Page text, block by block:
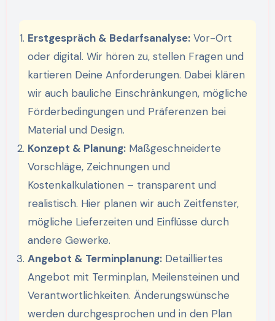
Erstgespräch & Bedarfsanalyse:Vor-Ort
oder digital. Wir hören zu, stellen Fragen und
kartieren Deine Anforderungen. Dabei klären
wir auch bauliche Einschränkungen, mögliche
Förderbedingungen und Präferenzen bei
Material und Design.
Konzept & Planung:Maßgeschneiderte
Vorschläge, Zeichnungen und
Kostenkalkulationen – transparent und
realistisch. Hier planen wir auch Zeitfenster,
mögliche Lieferzeiten und Einflüsse durch
andere Gewerke.
Angebot & Terminplanung:Detailliertes
Angebot mit Terminplan, Meilensteinen und
Verantwortlichkeiten. Änderungswünsche
werden durchgesprochen und in den Plan